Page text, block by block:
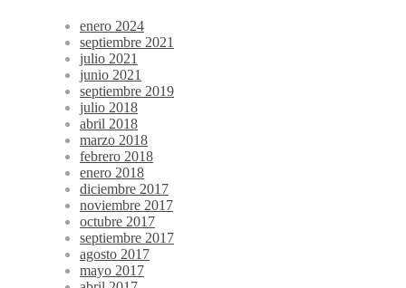
enero 2024
septiembre 2021
julio 2021
junio 2021
septiembre 2019
julio 2018
abril 2018
marzo 2018
febrero 2018
enero 2018
diciembre 2017
noviembre 2017
octubre 2017
septiembre 2017
agosto 2017
mayo 2017